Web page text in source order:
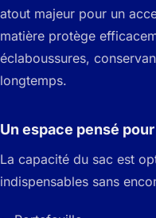
atout majeur pour un
matière protège
éclaboussures,
longtemps.
Un espace pensé
La capacité du sac est
indispensables sans